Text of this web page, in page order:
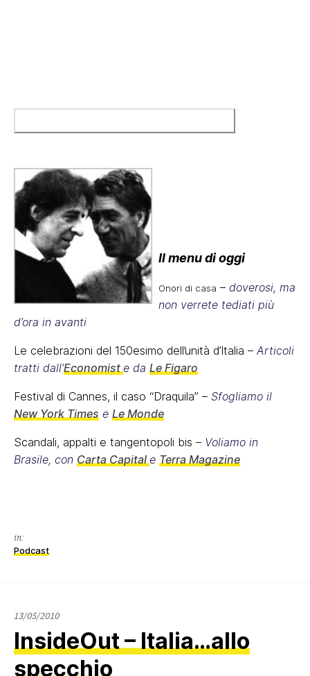
Il menu di oggi
Onori di casa – doverosi, ma
non verrete tediati più
d’ora in avanti
Le celebrazioni del 150esimo dell’unità d’Italia – Articoli
tratti dall’Economist e da Le Figaro
Festival di Cannes, il caso “Draquila” – Sfogliamo il
New York Times e Le Monde
Scandali, appalti e tangentopoli bis – Voliamo in
Brasile, con Carta Capital e Terra Magazine
in:
Podcast
13/05/2010
InsideOut – Italia…allo
specchio